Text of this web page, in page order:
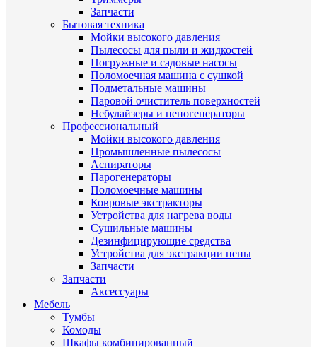
Запчасти
Бытовая техника
Мойки высокого давления
Пылесосы для пыли и жидкостей
Погружные и садовые насосы
Поломоечная машина с сушкой
Подметальные машины
Паровой очиститель поверхностей
Небулайзеры и пеногенераторы
Профессиональный
Мойки высокого давления
Промышленные пылесосы
Аспираторы
Парогенераторы
Поломоечные машины
Ковровые экстракторы
Устройства для нагрева воды
Сушильные машины
Дезинфицирующие средства
Устройства для экстракции пены
Запчасти
Запчасти
Аксессуары
Мебель
Тумбы
Комоды
Шкафы комбинированный